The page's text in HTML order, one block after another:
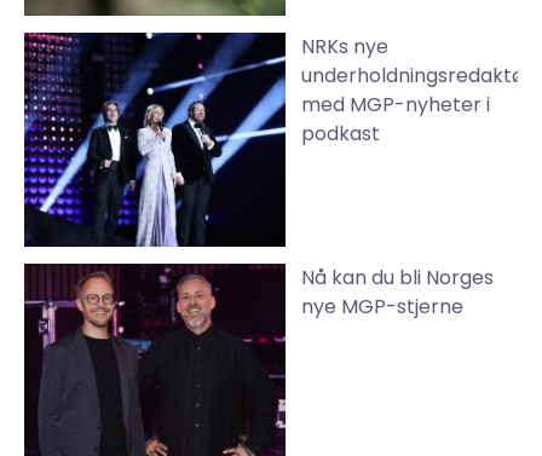
NRKs nye
underholdningsredaktør
med MGP-nyheter i
podkast
Nå kan du bli Norges
nye MGP-stjerne